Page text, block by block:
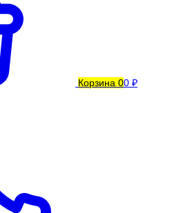
Корзина 00 ₽